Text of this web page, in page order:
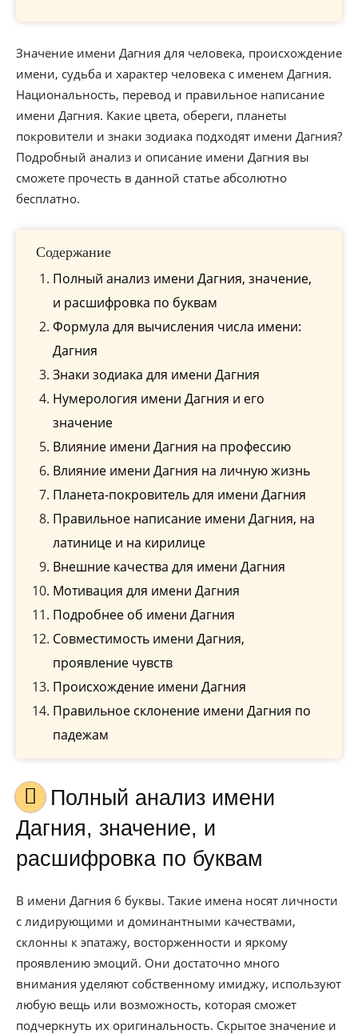
Значение имени Дагния для человека, происхождение
имени, судьба и характер человека с именем Дагния.
Национальность, перевод и правильное написание
имени Дагния. Какие цвета, обереги, планеты
покровители и знаки зодиака подходят имени Дагния?
Подробный анализ и описание имени Дагния вы
сможете прочесть в данной статье абсолютно
бесплатно.
Содержание
Полный анализ имени Дагния, значение,
и расшифровка по буквам
Формула для вычисления числа имени:
Дагния
Знаки зодиака для имени Дагния
Нумерология имени Дагния и его
значение
Влияние имени Дагния на профессию
Влияние имени Дагния на личную жизнь
Планета-покровитель для имени Дагния
Правильное написание имени Дагния, на
латинице и на кирилице
Внешние качества для имени Дагния
Мотивация для имени Дагния
Подробнее об имени Дагния
Совместимость имени Дагния,
проявление чувств
Происхождение имени Дагния
Правильное склонение имени Дагния по
падежам
Полный анализ имени
Дагния, значение, и
расшифровка по буквам
В имени Дагния 6 буквы. Такие имена носят личности
с лидирующими и доминантными качествами,
склонны к эпатажу, восторженности и яркому
проявлению эмоций. Они достаточно много
внимания уделяют собственному имиджу, используют
любую вещь или возможность, которая сможет
подчеркнуть их оригинальность. Скрытое значение и